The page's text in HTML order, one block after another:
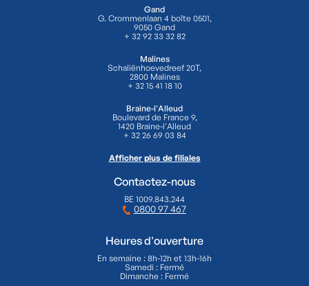
Gand
G. Crommenlaan 4 boîte 0501,
9050 Gand
+ 32 92 33 32 82
Malines
Schaliënhoevedreef 20T,
2800 Malines
+ 32 15 41 18 10
Braine-l'Alleud
Boulevard de France 9,
1420 Braine-l'Alleud
+ 32 26 69 03 84
Afficher plus de filiales
Contactez-nous
BE 1009.843.244
0800 97 467
Heures d'ouverture
En semaine : 8h-12h et 13h-16h
Samedi : Fermé
Dimanche : Fermé